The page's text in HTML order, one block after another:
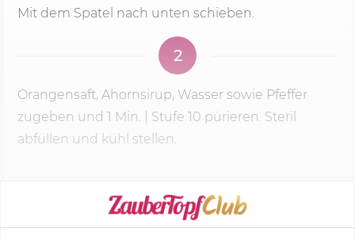
Mit dem Spatel nach unten schieben.
2
Orangensaft, Ahornsirup, Wasser sowie Pfeffer
zugeben und 1 Min.
| Stufe 10 pürieren. Steril
abfüllen und kühl stellen.
KOCHMODUS STARTEN